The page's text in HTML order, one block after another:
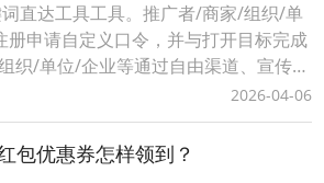
直达工具工具。推广者/商家/组织/单
册申请自定义口令，并与打开目标完成
织/单位/企业等通过自由渠道、宣传推
将生成词令推广口令让用户记住、使用
现快捷直达、便捷操作的目的，有利
令关联的目标页面。词令直达口令如
标？1、当您是一名「
2026-04-06
包优惠券怎样领到？